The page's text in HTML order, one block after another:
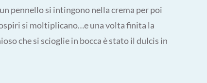
pennello si intingono nella crema per poi
si moltiplicano…e una volta finita la
che si scioglie in bocca è stato il dulcis in